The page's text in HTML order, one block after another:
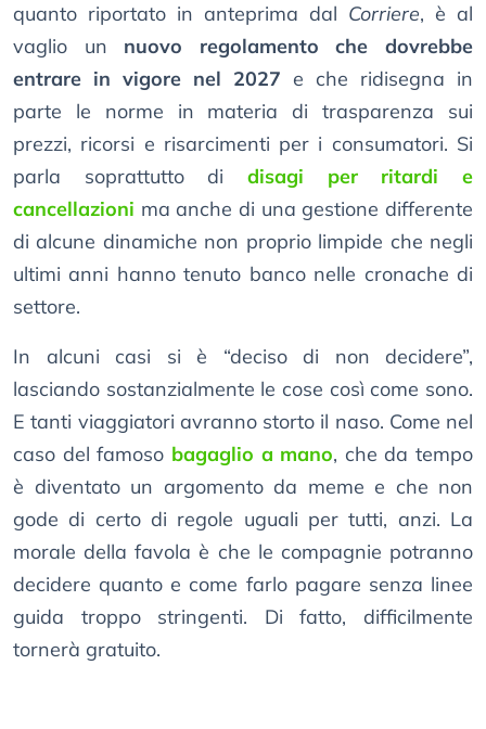
quanto riportato in anteprima dal Corriere, è al
vaglio un nuovo regolamento che dovrebbe
entrare in vigore nel 2027 e che ridisegna in
parte le norme in materia di trasparenza sui
prezzi, ricorsi e risarcimenti per i consumatori. Si
parla soprattutto di disagi per ritardi e
cancellazioni ma anche di una gestione differente
di alcune dinamiche non proprio limpide che negli
ultimi anni hanno tenuto banco nelle cronache di
settore.
In alcuni casi si è “deciso di non decidere”,
lasciando sostanzialmente le cose così come sono.
E tanti viaggiatori avranno storto il naso. Come nel
caso del famoso bagaglio a mano, che da tempo
è diventato un argomento da meme e che non
gode di certo di regole uguali per tutti, anzi. La
morale della favola è che le compagnie potranno
decidere quanto e come farlo pagare senza linee
guida troppo stringenti. Di fatto, difficilmente
tornerà gratuito.